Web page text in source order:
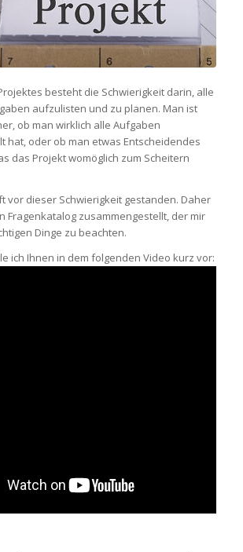
besteht die Schwierigkeit darin, alle
aufzulisten und zu planen. Man ist
ob man wirklich alle Aufgaben
hat, oder ob man etwas Entscheidendes
das Projekt womöglich zum Scheitern
vor dieser Schwierigkeit gestanden. Daher
Fragenkatalog zusammengestellt, der mir
Dinge zu beachten.
ich Ihnen in dem folgenden Video kurz vor: